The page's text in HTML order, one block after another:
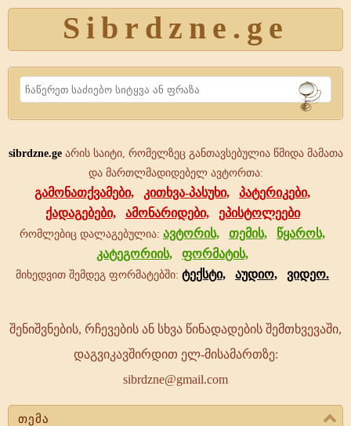
Sibrdzne.ge
Search
თემა
sibrdzne.geარის საიტი, რომელზეც განთავსებულია წმიდა მამათა
და მართლმადიდებელ ავტორთა:
გამონათქვამები, კითხვა-პასუხი,
პატერიკები,
ქადაგებები,
ამონარიდები, ეპისტოლეები
რომლებიც დალაგებულია: ავტორის, თემის,
წყაროს,
კატეგორიის,
ფორმატის,
მიხედვით შემდეგ ფორმატებში: ტექსტი, აუდიო, ვიდეო.
შენიშვნების, რჩევების ან სხვა წინადადების შემთხვევაში,
დაგვიკავშირდით ელ-მისამართზე:
sibrdzne@gmail.com